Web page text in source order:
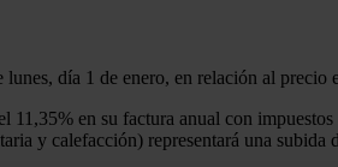
día 1 de enero, en relación al
en su factura anual con
y calefacción) representará una